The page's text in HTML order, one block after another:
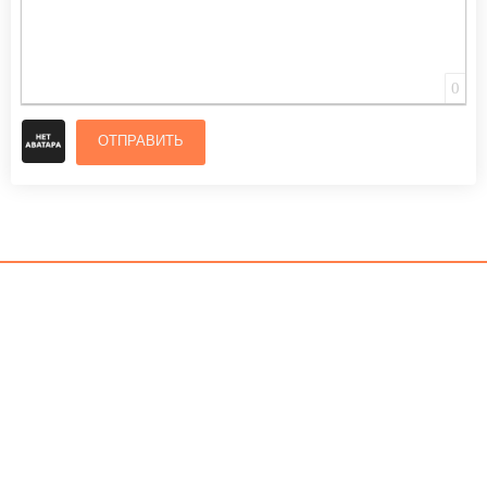
0
ОТПРАВИТЬ